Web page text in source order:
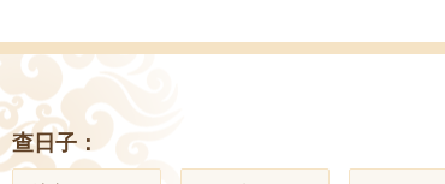
查日子：